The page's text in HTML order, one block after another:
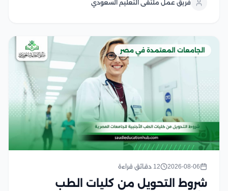
واستيفاء الحد الأدنى المطلوب للكلية،...
فريق عمل ملتقى التعليم السعودي
الجامعات المعتمدة في مصر
2026-08-06 12 دقائق قراءة
شروط التحويل من كليات الطب